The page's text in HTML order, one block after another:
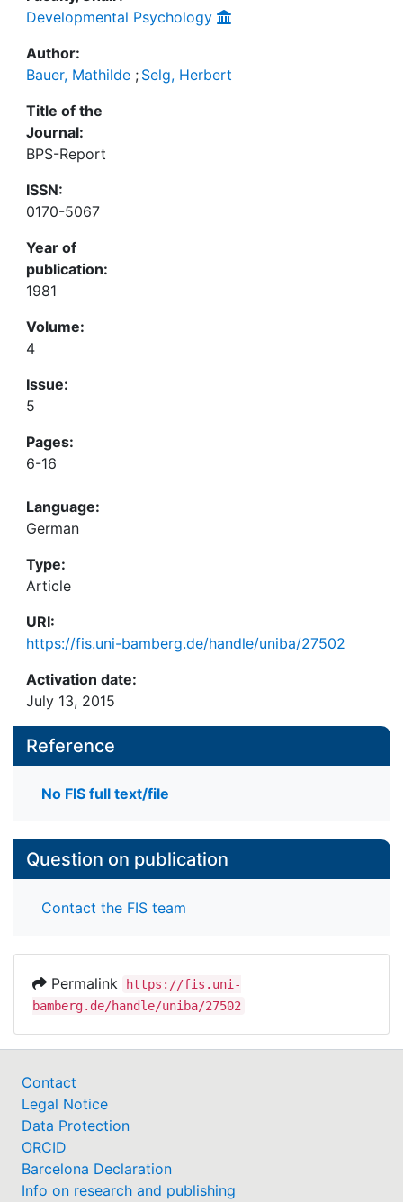
Developmental Psychology
Author:
Bauer, Mathilde ; Selg, Herbert
Title of the
Journal:
BPS-Report
ISSN:
0170-5067
Year of
publication:
1981
Volume:
4
Issue:
5
Pages:
6-16
Language:
German
Type:
Article
URI:
https://fis.uni-bamberg.de/handle/uniba/27502
Activation date:
July 13, 2015
Reference
No FIS full text/file
Question on publication
Contact the FIS team
Permalink
https://fis.uni-
bamberg.de/handle/uniba/27502
Contact
Legal Notice
Data Protection
ORCID
Barcelona Declaration
Info on research and publishing